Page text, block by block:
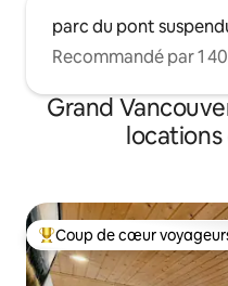
parc du pont
Recommandé par 1
Grand
Coups de cœur voyageurs
Coup de cœur